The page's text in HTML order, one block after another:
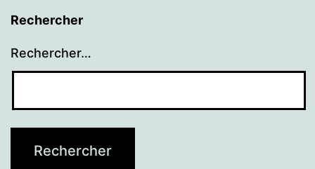
Rechercher
Rechercher…